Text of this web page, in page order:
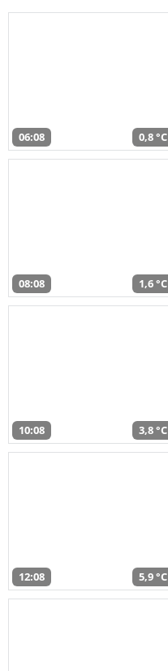
06:08 0,8 °C
08:08 1,6 °C
10:08 3,8 °C
12:08 5,9 °C